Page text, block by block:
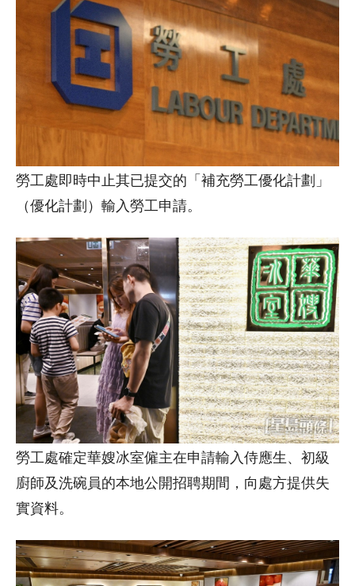
勞工處即時中止其已提交的「補充勞工優化計劃」
（優化計劃）輸入勞工申請。
勞工處確定華嫂冰室僱主在申請輸入侍應生、初級
廚師及洗碗員的本地公開招聘期間，向處方提供失
實資料。